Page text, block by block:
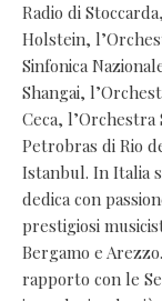
Radio di
Holstein,
Sinfonica
Shangai,
Ceca,
Petrobras di Rio
Istanbul. In Italia
dedica con
prestigiosi
Bergamo e
rapporto con le